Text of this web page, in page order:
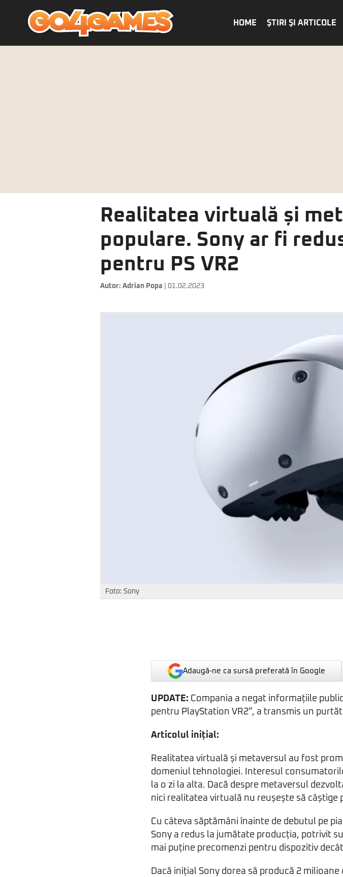
HOME ŞTIRI ŞI ARTICOLE
Realitatea virtuală și
populare. Sony ar fi
pentru PS VR2
Autor: Adrian Popa | 01.02.2023
Foto: Sony
Adaugă-ne ca sursă preferată în Google
UPDATE: Compania a negat informațiile
pentru PlayStation VR2”, a transmis un
Articolul inițial:
Realitatea virtuală și metaversul au fost
domeniul tehnologiei. Interesul
la o zi la alta. Dacă despre metaversul
nici realitatea virtuală nu reușește să
Cu câteva săptămâni înainte de debutul pe
Sony a redus la jumătate producția, potrivit
mai puține precomenzi pentru dispozitiv
Dacă inițial Sony dorea să producă 2